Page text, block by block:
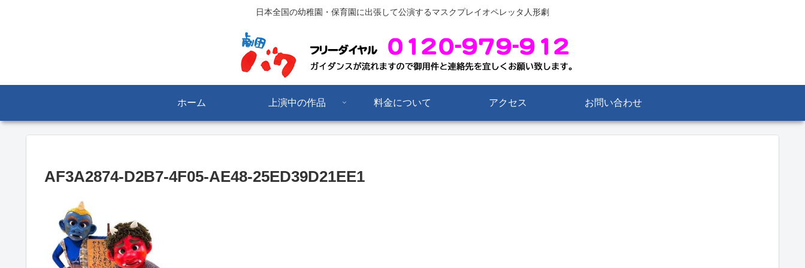
日本全国の幼稚園・保育園に出張して公演するマスクプレイオペレッタ人形劇
ホーム 上演中の作品 料金について アクセス お問い合わせ
AF3A2874-D2B7-4F05-AE48-25ED39D21EE1